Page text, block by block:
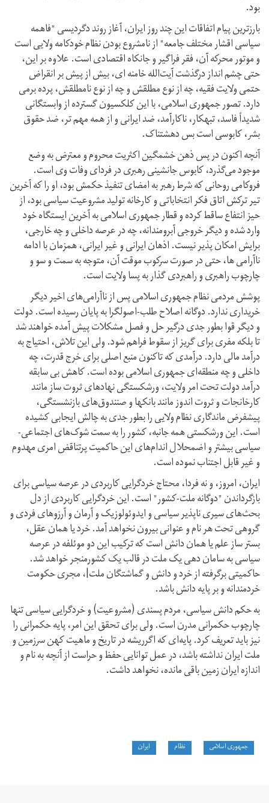
بود.
بارزترین پیام اتفاقات این چند روز ایران، آغاز روند دگردیسی "فاهمه
سیاسی اقشار مختلف جامعه" از نامشروع بودن نظام خودکامه ولایی است
و موتور محرکه آن، فقر فراگیر و جانکاه اقتصادی است. علاوه بر این،
حتی چشم انداز درگذشت آیت‌الله خامنه ای، بیش از پیش بر انقراض
حتمی ولایت فقیه، چه از نوع مطلقش و چه از نوع نامطلقش، پرده برمی
دارد. تصور جمهوری اسلامی، با این کلکسیون گسترده از وابستگانی
شدیداً فاسد، تبهکار، ناکارآمد، ضد ایرانی و از همه مهم تر، ضد حقوق
بشر، کابوسی است بس دهشتناک.
آنچه اکنون در پس ذهن خشمگین اکثریت محروم و معترض به وضع
موجود می‌گذرد، کابوس جانشینی رهبری در فردای وفات وی است.
فروکامی روحانی که شرط رهبر به امضای تنفیذ حکمش بود، او را که آخرین
تیر ترکش اتاق فکر انتخاباتی و کارخانه تولید مشروعیت سیاسی بود، از
حیز انتفاع ساقط کرده و قطار جمهوری اسلامی به آخرین ایستگاه خود
وارد شده و دیگر خروجی آبرومندانه، چه در عرصه داخلی و چه خارجی،
برایش امکان پذیر نیست. اذهان ایرانی و غیر ایرانی، همزمان با ادامه
ناآرامی ها، حتی در صورت سرکوب موقت آن، متوجه به سمت و سو و
چارچوب راهبری و راهبردی گذار به پسا ولایت است.
پوشش مردمی نظام جمهوری اسلامی پس از ناآرامی‌های اخیر دیگر
خریداری ندارد. دوگانه اصلاح طلب-اصولگرا به پایان رسیده است. دولت
و دیگر قوا بطور جدی درگیر حل و فصل مشکلات پیش آمده خواهند شد
تا بلکه مفری برای گریز از سقوط فراهم شود. ولی این تلاش، احتیاج به
درآمد مالی دارد. درآمدی که تاکنون منبع اصلی برای خرج قدرت، چه
داخلی و چه منطقه‌ای جمهوری اسلامی بوده است. کاهش بی سابقه
درآمد دولت تحت امر ولایت، ورشکستگی نهادهای ثروت ساز مانند
کارخانجات و ثروت اندوز مانند بانکها و صنندوق‌های بازنشستگی،
پیشفرض ماندگاری نظام ولایی را بطور جدی به چالش ایجابی کشیده
است. این ورشکستی همه جانبه، کشور را به سمت شوک‌های اجتماعی-
سیاسی بیشتر و اضمحلال اندام‌های این حاکمیت پرتناقض امری مهدوم
و غیر قابل اجتناب نموده است.
ایران، امروز، و نه فردا، محتاج خردگرایی کاربردی در عرصه سیاسی برای
بازگرداندن "دوگانه ملت-کشور" است. این خردگرایی کاربردی از دل
بحث‌های سیری ناپذیر سیاسی و ایدوئولوزیک و آرمان و آرزوهای فردی و
گروهی تحت هر نام و عنوانی بیرون نخواهد آمد. خرد یا همان عقل،
بستر ساز علم یا همان دانش است که ترکیب این دو موئلفه در عرصه
سیاسی به سامان دهی یک ملت در قالب یک کشورمنجر خواهد شد.
حاکمیتی برگرفته از خرد و دانش و گماشتگان ملت|، مجری حکومت
خردمندانه و بر پایه دانش باشد.
به حکم دانش سیاسی، مردم پسندی (مشروعیت) و خردگرایی سیاسی تنها
چارچوب حکمرانی مدرن است. ولی برای تحقق این امر، پایه حکمرانی را
نیز باید تعریف کرد. پایه‌ای که اگرریشه در تاریخ و ماهیت کهن سرزمین و
ملت ایران نداشته باشد، در عمل توانایی حفظ و حراست از آنچه به نام و
اندازه ایران زمین باقی مانده، نخواهد داشت.
جمهوری اسلامی نظام ایران